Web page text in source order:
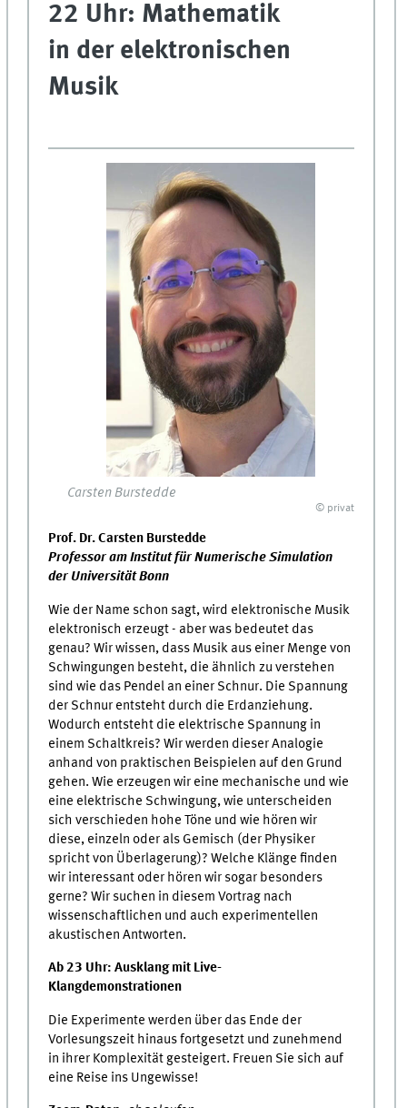
22 Uhr: Mathematik
in der elektronischen
Musik
Carsten Burstedde
© privat
Prof. Dr. Carsten Burstedde
Professor am Institut für Numerische Simulation
der Universität Bonn
Wie der Name schon sagt, wird elektronische Musik
elektronisch erzeugt - aber was bedeutet das
genau? Wir wissen, dass Musik aus einer Menge von
Schwingungen besteht, die ähnlich zu verstehen
sind wie das Pendel an einer Schnur. Die Spannung
der Schnur entsteht durch die Erdanziehung.
Wodurch entsteht die elektrische Spannung in
einem Schaltkreis? Wir werden dieser Analogie
anhand von praktischen Beispielen auf den Grund
gehen. Wie erzeugen wir eine mechanische und wie
eine elektrische Schwingung, wie unterscheiden
sich verschieden hohe Töne und wie hören wir
diese, einzeln oder als Gemisch (der Physiker
spricht von Überlagerung)? Welche Klänge finden
wir interessant oder hören wir sogar besonders
gerne? Wir suchen in diesem Vortrag nach
wissenschaftlichen und auch experimentellen
akustischen Antworten.
Ab 23 Uhr:Ausklang mit Live-
Klangdemonstrationen
Die Experimente werden über das Ende der
Vorlesungszeit hinaus fortgesetzt und zunehmend
in ihrer Komplexität gesteigert. Freuen Sie sich auf
eine Reise ins Ungewisse!